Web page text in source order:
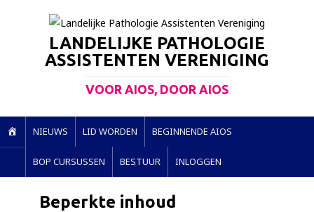
LANDELIJKE PATHOLOGIE
ASSISTENTEN VERENIGING
VOOR AIOS, DOOR AIOS
O
E
NIEUWS LID WORDEN BEGINNENDE AIOS
BOP CURSUSSEN BESTUUR INLOGGEN
Beperkte inhoud